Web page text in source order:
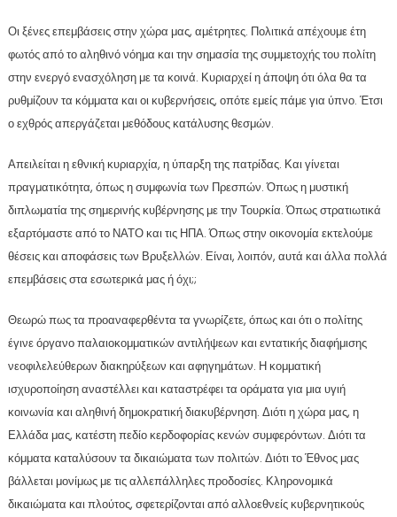
Οι ξένες επεμβάσεις στην χώρα μας, αμέτρητες. Πολιτικά απέχουμε έτη
φωτός από το αληθινό νόημα και την σημασία της συμμετοχής του πολίτη
στην ενεργό ενασχόληση με τα κοινά. Κυριαρχεί η άποψη ότι όλα θα τα
ρυθμίζουν τα κόμματα και οι κυβερνήσεις, οπότε εμείς πάμε για ύπνο. Έτσι
ο εχθρός απεργάζεται μεθόδους κατάλυσης θεσμών.
Απειλείται η εθνική κυριαρχία, η ύπαρξη της πατρίδας. Και γίνεται
πραγματικότητα, όπως η συμφωνία των Πρεσπών. Όπως η μυστική
διπλωματία της σημερινής κυβέρνησης με την Τουρκία. Όπως στρατιωτικά
εξαρτόμαστε από το ΝΑΤΟ και τις ΗΠΑ. Όπως στην οικονομία εκτελούμε
θέσεις και αποφάσεις των Βρυξελλών. Είναι, λοιπόν, αυτά και άλλα πολλά
επεμβάσεις στα εσωτερικά μας ή όχι;;
Θεωρώ πως τα προαναφερθέντα τα γνωρίζετε, όπως και ότι ο πολίτης
έγινε όργανο παλαιοκομματικών αντιλήψεων και εντατικής διαφήμισης
νεοφιλελεύθερων διακηρύξεων και αφηγημάτων. Η κομματική
ισχυροποίηση αναστέλλει και καταστρέφει τα οράματα για μια υγιή
κοινωνία και αληθινή δημοκρατική διακυβέρνηση. Διότι η χώρα μας, η
Ελλάδα μας, κατέστη πεδίο κερδοφορίας κενών συμφερόντων. Διότι τα
κόμματα καταλύσουν τα δικαιώματα των πολιτών. Διότι το Έθνος μας
βάλλεται μονίμως με τις αλλεπάλληλες προδοσίες. Κληρονομικά
δικαιώματα και πλούτος, σφετερίζονται από αλλοεθνείς κυβερνητικούς